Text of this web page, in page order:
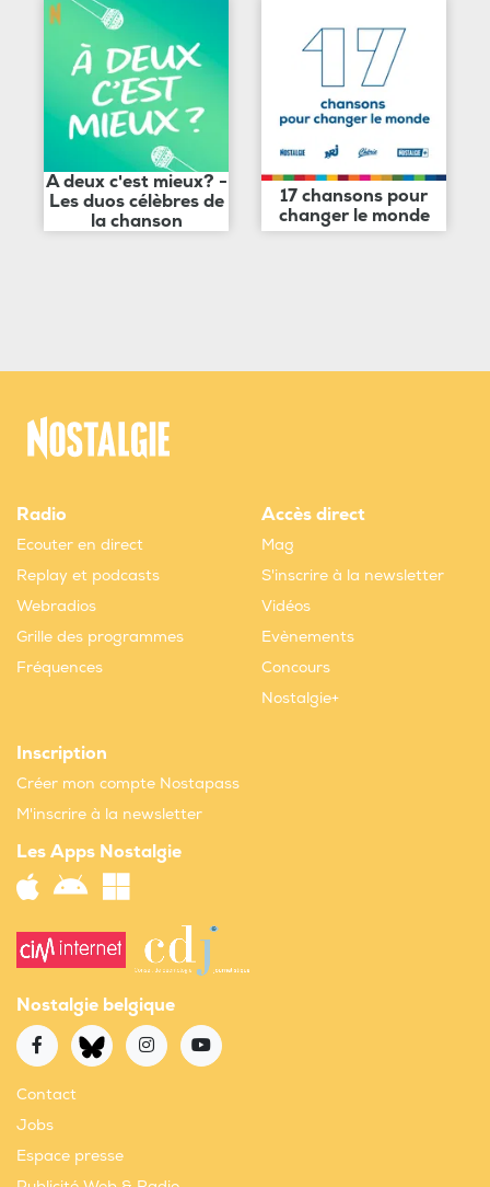
A deux c'est mieux? -
Les duos célèbres de
la chanson
17 chansons pour
changer le monde
Radio
Ecouter en direct
Replay et podcasts
Webradios
Grille des programmes
Fréquences
Accès direct
Mag
S'inscrire à la newsletter
Vidéos
Evènements
Concours
Nostalgie+
Inscription
Créer mon compte Nostapass
M'inscrire à la newsletter
Les Apps Nostalgie
Nostalgie belgique
Contact
Jobs
Espace presse